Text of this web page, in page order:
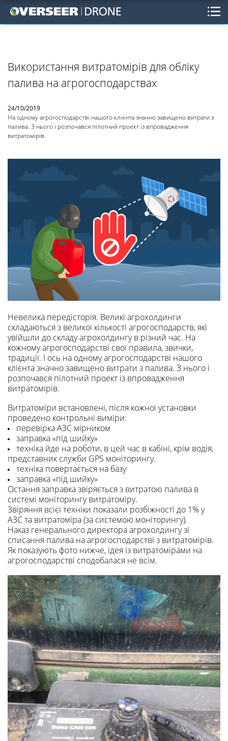
Використання витратомірів для обліку
палива на агрогосподарствах
24/10/2019
На одному агрогосподарстві нашого клієнта значно завищено витрати з
палива. З нього і розпочався пілотний проект із впровадження
витратомірів.
Невелика передісторія. Великі агрохолдинги
складаються з великої кількості агрогосподарств, які
увійшли до складу агрохолдингу в різний час. На
кожному агрогосподарстві свої правила, звички,
традиції. І ось на одному агрогосподарстві нашого
клієнта значно завищено витрати з палива. З нього і
розпочався пілотний проект із впровадження
витратомірів.
Витратоміри встановлені, після кожної установки
проведено контрольні виміри:
перевірка АЗС мірником
заправка «під шийку»
техніка йде на роботи, в цей час в кабіні, крім водія,
представник служби GPS моніторингу.
техніка повертається на базу
заправка «під шийку»
Остання заправка звіряється з витратою палива в
системі моніторингу витратоміру.
Звіряння всієї техніки показали розбіжності до 1% у
АЗС та витратоміра (за системою моніторингу).
Наказ генерального директора агрохолдингу зі
списання палива на агрогосподарстві з витратомірів.
Як показують фото нижче, ідея із витратомірами на
агрогосподарстві сподобалася не всім.